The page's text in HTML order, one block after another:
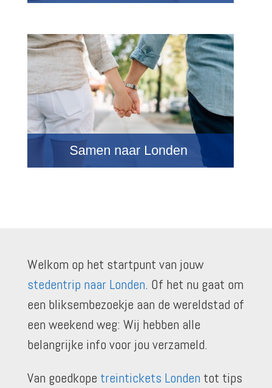
Welkom op het startpunt van jouw
stedentrip naar Londen. Of het nu gaat om
een bliksembezoekje aan de wereldstad of
een weekend weg: Wij hebben alle
belangrijke info voor jou verzameld.
Van goedkope treintickets Londen tot tips